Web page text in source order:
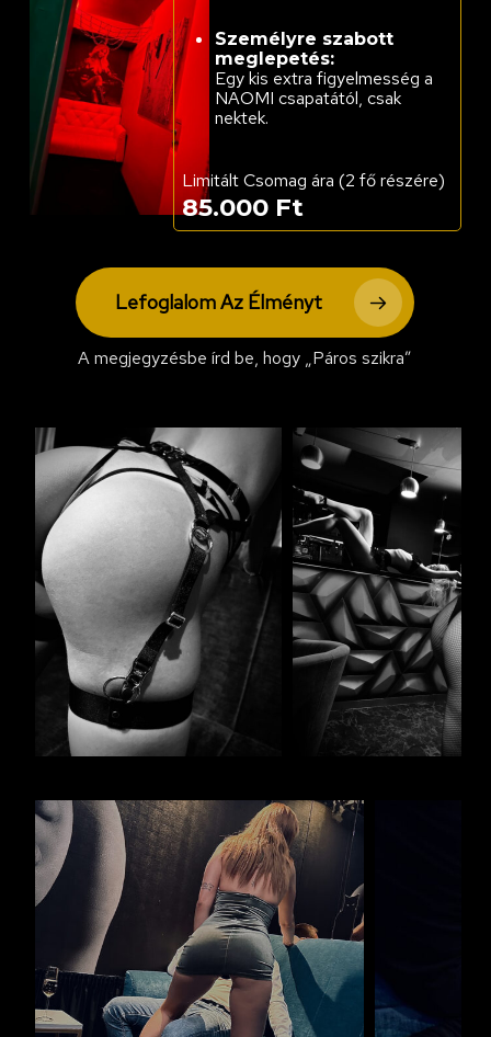
Személyre szabott
meglepetés:
Egy kis extra figyelmesség a
NAOMI csapatától, csak
nektek.
Limitált Csomag ára (2 fő részére)
85.000 Ft
Lefoglalom Az Élményt
A megjegyzésbe írd be, hogy „Páros szikra”